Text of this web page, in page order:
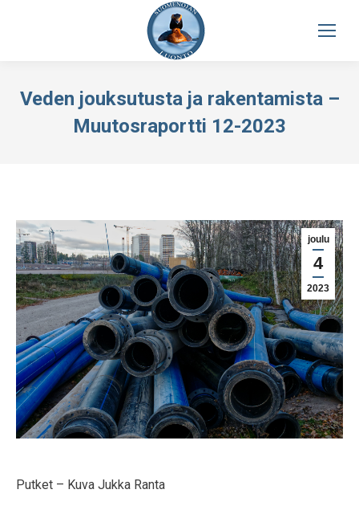
Veden jouksutusta ja rakentamista –
Muutosraportti 12-2023
joulu
4
2023
Putket – Kuva Jukka Ranta